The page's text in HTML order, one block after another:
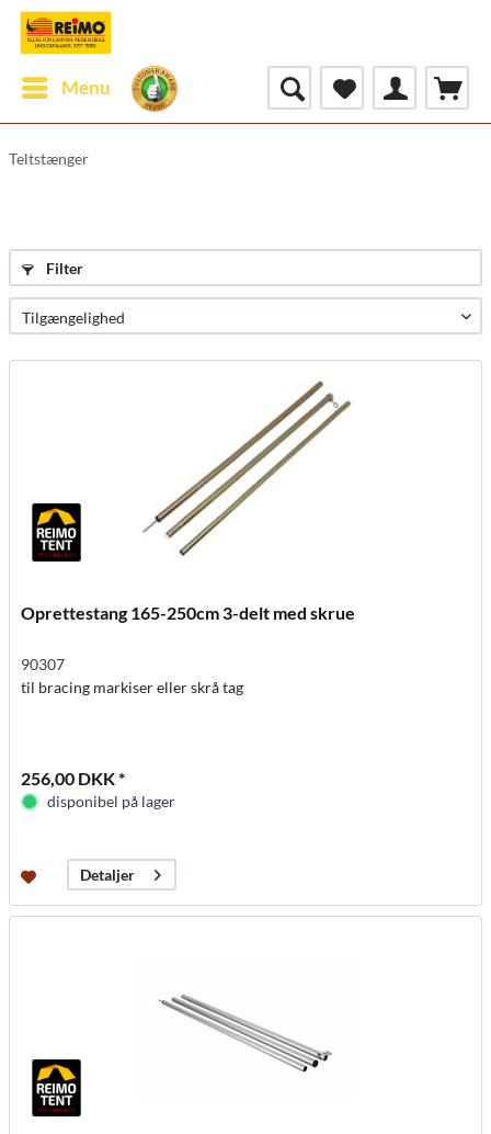
Menu
Teltstænger
Filter
Oprettestang 165-250cm 3-delt med skrue
90307
til bracing markiser eller skrå tag
256,00 DKK *
disponibel på lager
Detaljer